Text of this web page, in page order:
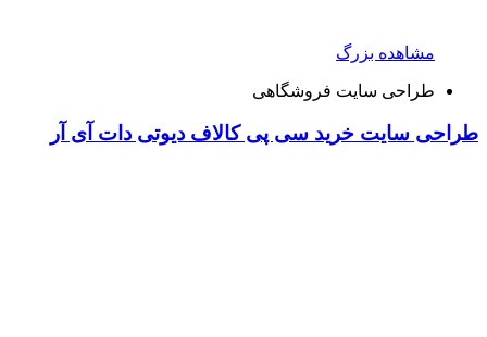
مشاهده بزرگ
طراحی سایت فروشگاهی
طراحی سایت خرید سی پی کالاف دیوتی دات آی آر